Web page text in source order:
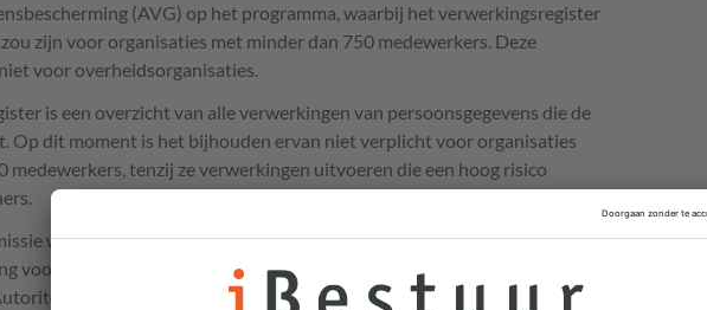
(AVG) op het programma, waarbij het verwerkingsregister
zijn voor organisaties met minder dan 750 medewerkers. Deze
voor overheidsorganisaties.
is een overzicht van alle verwerkingen van persoonsgegevens die de
Op dit moment is het bijhouden ervan niet verplicht voor organisaties
medewerkers, tenzij ze verwerkingen uitvoeren die een hoog risico
wil die grens dus oprekken naar organisaties met 750 medewerkers,
voor hoog risico-verwerkingen. Eerder werd gesproken van 500
Persoonsgegevens (AP) en de andere privacytoezichthouders in